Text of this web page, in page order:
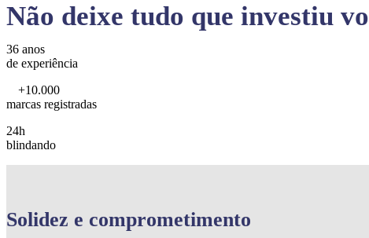
Não deixe tudo que investiu
36 anos
de experiência
+10.000
marcas registradas
24h
blindando
Solidez e comprometimento